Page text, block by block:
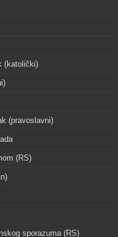
(katolički)
(pravoslavni)
(RS)
sporazuma (RS)